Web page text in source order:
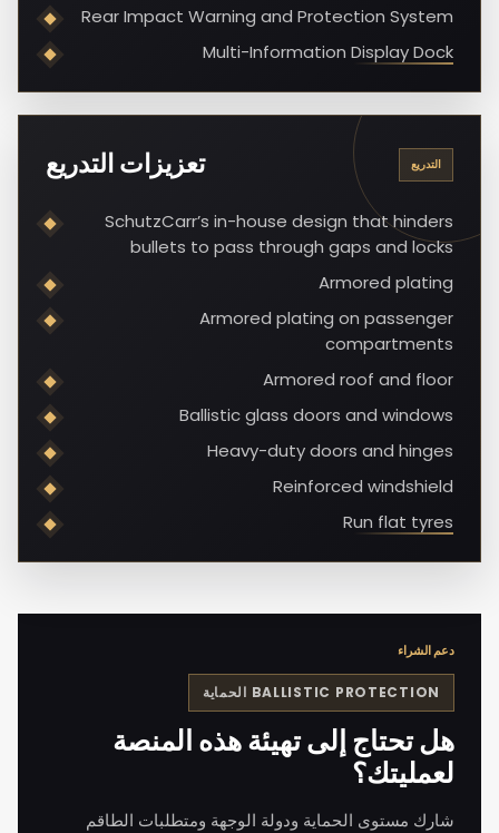
Rear Impact Warning and Protection System
Multi-Information Display Dock
التدريع تعزيزات التدريع
SchutzCarr’s in-house design that hinders
bullets to pass through gaps and locks
Armored plating
Armored plating on passenger
compartments
Armored roof and floor
Ballistic glass doors and windows
Heavy-duty doors and hinges
Reinforced windshield
Run flat tyres
دعم الشراء
BALLISTIC PROTECTION الحماية
هل تحتاج إلى تهيئة هذه المنصة
لعمليتك؟
شارك مستوى الحماية ودولة الوجهة ومتطلبات الطاقم